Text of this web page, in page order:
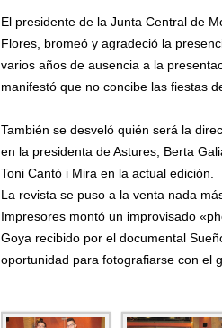
El presidente de la Junta Central de
Flores, bromeó y agradeció la
varios años de ausencia a la
manifestó que no concibe las fiestas
También se desveló quién será la
en la presidenta de Astures, Berta
Toni Cantó i Mira en la actual edición.
La revista se puso a la venta nada
Impresores montó un improvisado
Goya recibido por el documental
oportunidad para fotografiarse con el